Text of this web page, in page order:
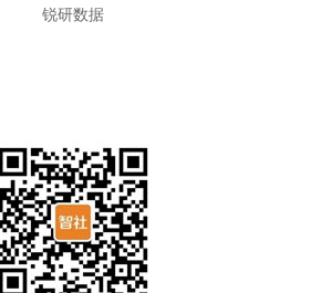
锐研数据